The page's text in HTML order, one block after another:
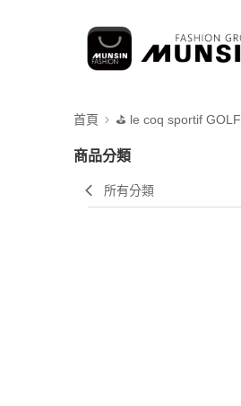
首頁 ⛳️ le coq sportif GOLF
商品分類
所有分類